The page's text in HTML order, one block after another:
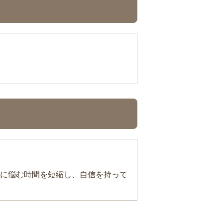
悩む時間を短縮し、自信を持って